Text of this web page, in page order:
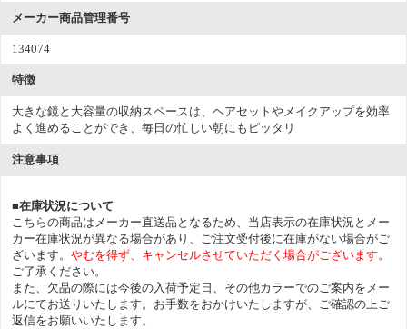
メーカー商品管理番号
134074
特徴
大きな鏡と大容量の収納スペースは、ヘアセットやメイクアップを効率
よく進めることができ、毎日の忙しい朝にもピッタリ
注意事項
■在庫状況について
こちらの商品はメーカー直送品となるため、当店表示の在庫状況とメー
カー在庫状況が異なる場合があり、ご注文受付後に在庫がない場合がご
ざいます。 やむを得ず、キャンセルさせていただく場合がございます。
ご了承ください。
また、欠品の際には今後の入荷予定日、その他カラーでのご案内をメー
ルにてお送りいたします。お手数をおかけいたしますが、ご確認の上ご
返信をお願いいたします。